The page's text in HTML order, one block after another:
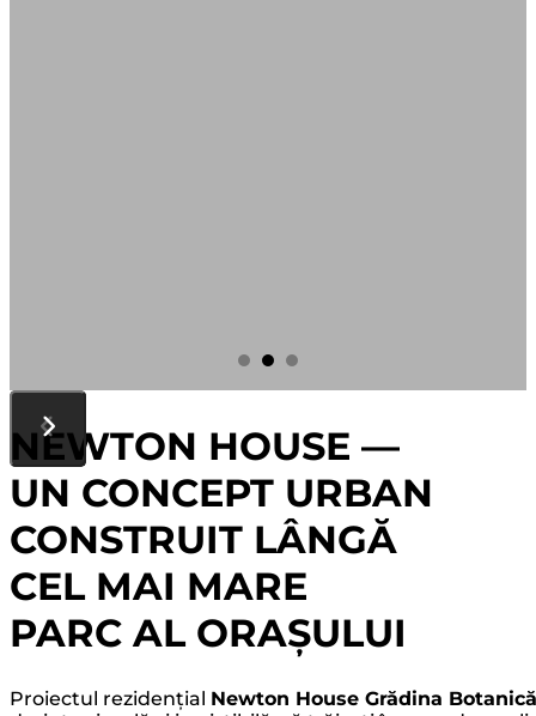
NEWTON HOUSE —
UN CONCEPT URBAN
CONSTRUIT LÂNGĂ
CEL MAI MARE
PARC AL ORAȘULUI
Proiectul rezidențial Newton House Grădina Botanică